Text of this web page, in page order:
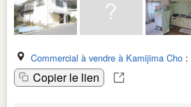
Commercial à vendre à Kamijima Cho :
Copier le lien